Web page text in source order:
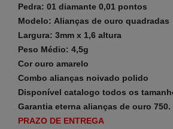
Pedra: 01 diamante 0,01 pontos
Modelo: Alianças de ouro quadradas
Largura: 3mm x 1,6 altura
Peso Médio: 4,5g
Cor ouro amarelo
Combo alianças noivado polido
Disponível catalogo todos os
Garantia eterna alianças de ouro 750.
PRAZO DE ENTREGA